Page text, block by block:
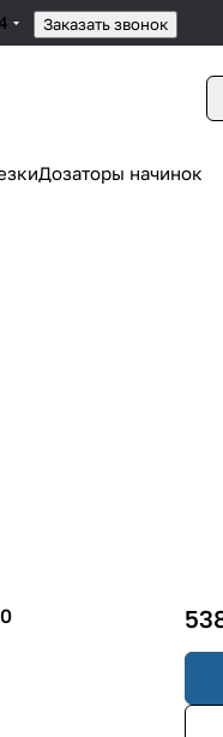
Заказать звонок
Дозаторы начинок